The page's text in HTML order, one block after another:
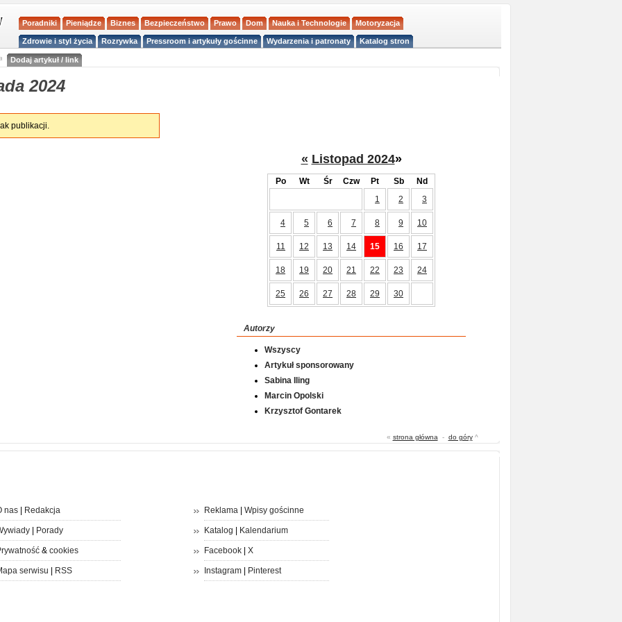
Poradniki Pieniądze Biznes Bezpieczeństwo Prawo Dom Nauka i Technologie Motoryzacja
Zdrowie i styl życia Rozrywka Pressroom i artykuły gościnne Wydarzenia i patronaty Katalog stron
Dodaj artykuł / link
2024
publikacji.
« Listopad 2024»
Po Wt Śr Czw Pt Sb
Nd
1
2 3
4 5 6 7 8 9 10
11 12 13 14 15 16 17
18 19 20 21 22 23 24
25 26 27 28 29 30
Autorzy
Wszyscy
Artykuł sponsorowany
Sabina Iling
Marcin Opolski
Krzysztof Gontarek
« strona główna - do góry^
nas| Redakcja
| Porady
& cookies
serwisu RSS
Reklama| Wpisy gościnne
Katalog Kalendarium
Facebook| X
Instagram| Pinterest